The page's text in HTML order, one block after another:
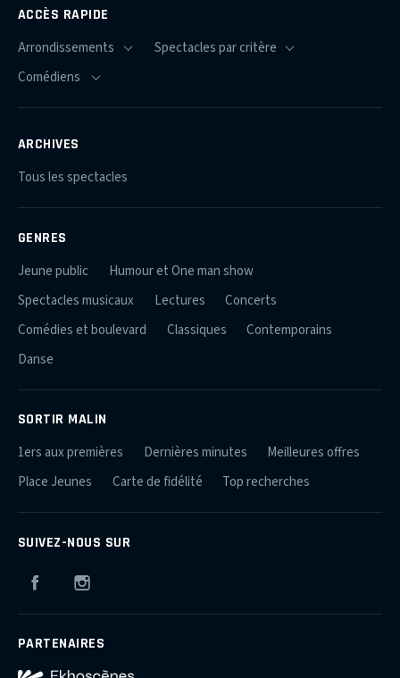
ACCÈS RAPIDE
ARCHIVES
Tous les spectacles
GENRES
Jeune public
Humour et One man show
Spectacles musicaux
Lectures
Concerts
Comédies et boulevard
Classiques
Contemporains
Danse
SORTIR MALIN
1ers aux premières Dernières minutes
Meilleures offres
Place Jeunes
Carte de fidélité Top recherches
SUIVEZ-NOUS SUR
Facebook
PARTENAIRES